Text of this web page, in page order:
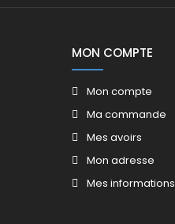
MON COMPTE
Mon compte
Ma commande
Mes avoirs
Mon adresse
Mes informations